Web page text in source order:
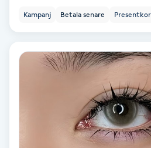
Kostrådgivning
Kampanj Betala senare